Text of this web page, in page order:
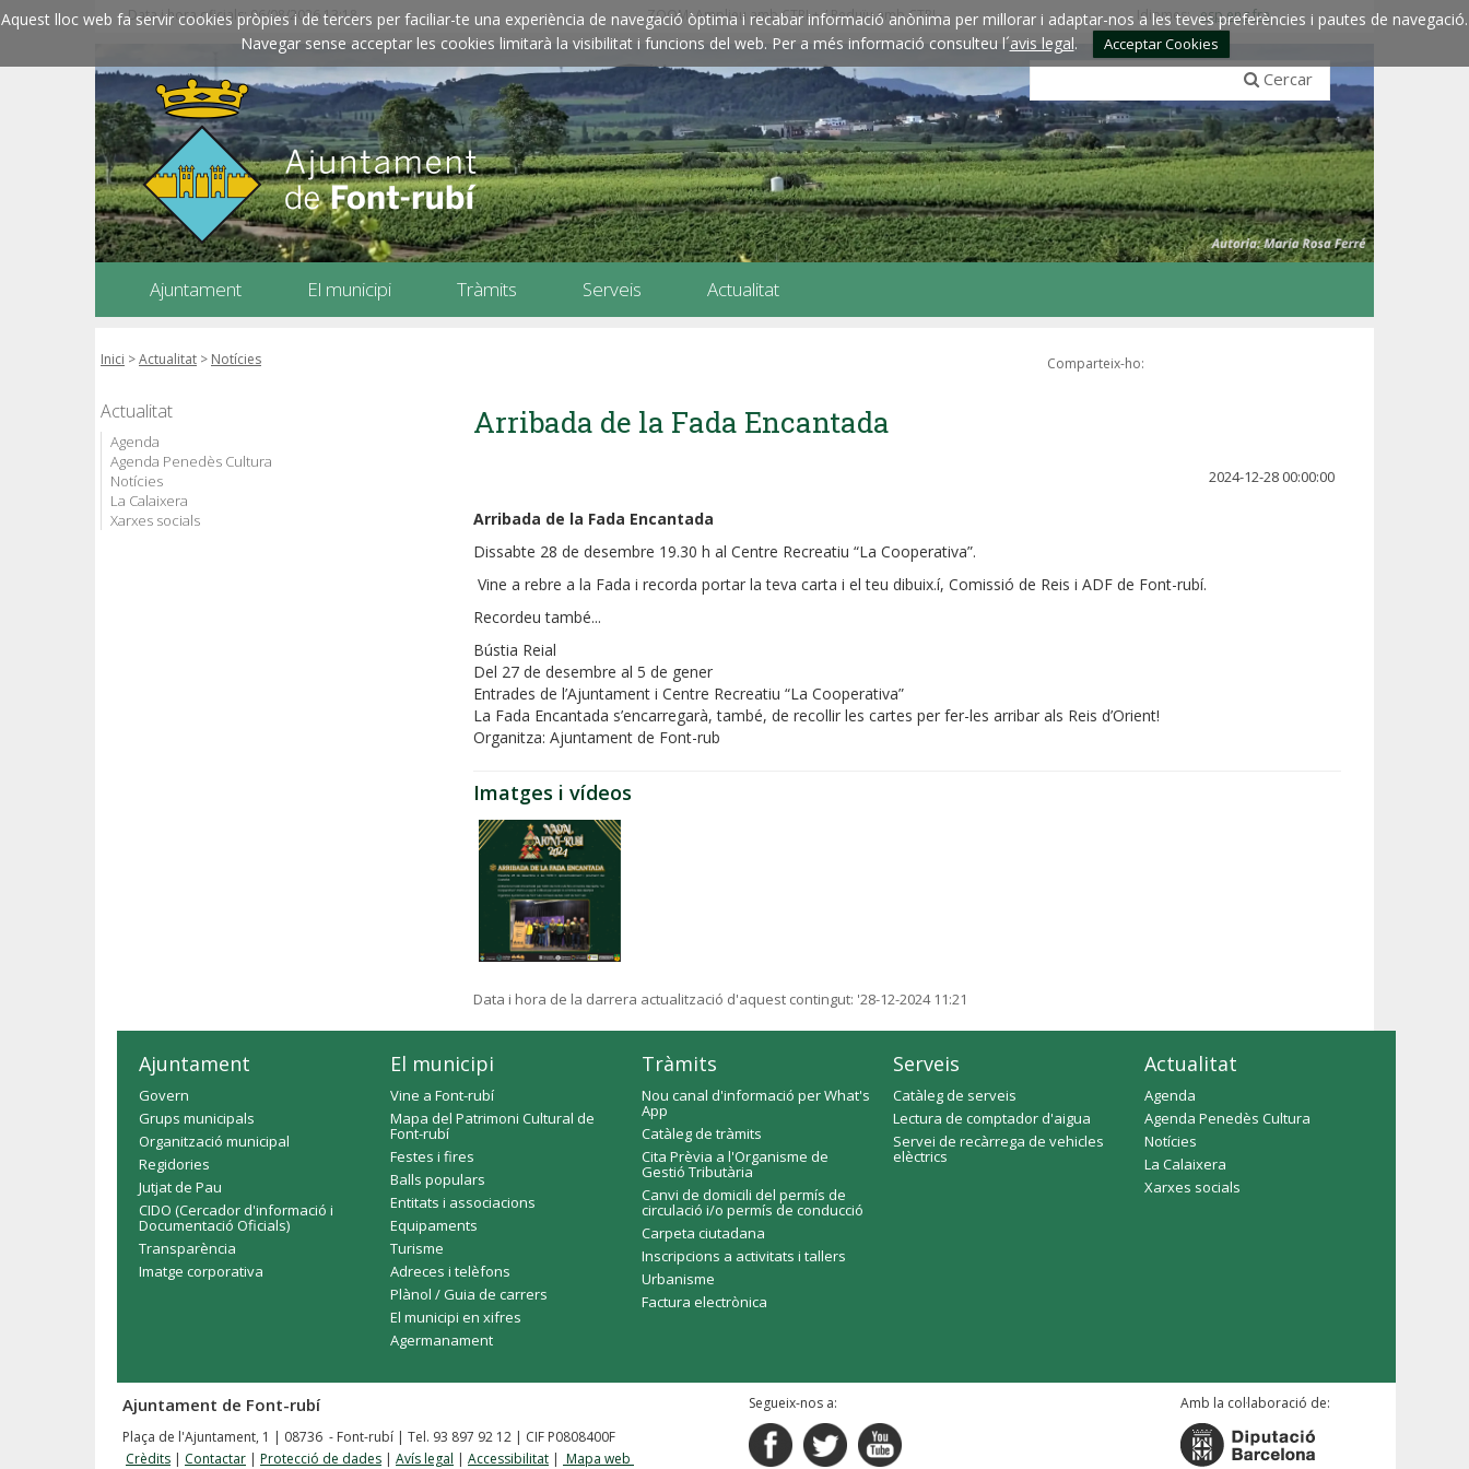
Aquest lloc web fa servir cookies pròpies i de tercers per faciliar-te una experiència de navegació òptima i recabar informació anònima per millorar i adaptar-nos a les teves preferències i pautes de navegació.
Navegar sense acceptar les cookies limitarà la visibilitat i funcions del web. Per a més informació consulteu l´avis legal. Acceptar Cookies
Data i hora oficials: 06/08/2026 13:18 ZOOM: Amplieu amb CTRL+ / Reduïu amb CTRL- Idiomes:esp engfra
Cercar
Ajuntament El municipi Tràmits Serveis Actualitat
Inici >Actualitat > Notícies Comparteix-ho:
Actualitat
Agenda
Agenda Penedès Cultura
Notícies
La Calaixera
Xarxes socials
Arribada de la Fada Encantada
2024-12-28 00:00:00
Arribada de la Fada Encantada
Dissabte 28 de desembre 19.30 h al Centre Recreatiu “La Cooperativa”.
Vine a rebre a la Fada i recorda portar la teva carta i el teu dibuix.í, Comissió de Reis i ADF de Font-rubí.
Recordeu també...
Bústia Reial
Del 27 de desembre al 5 de gener
Entrades de l’Ajuntament i Centre Recreatiu “La Cooperativa”
La Fada Encantada s’encarregarà, també, de recollir les cartes per fer-les arribar als Reis d’Orient!
Organitza: Ajuntament de Font-rub
Imatges i vídeos
Data i hora de la darrera actualització d'aquest contingut: '28-12-2024 11:21
Ajuntament
Govern
Grups municipals
Organització municipal
Regidories
Jutjat de Pau
CIDO (Cercador d'informació i
Documentació Oficials)
Transparència
Imatge corporativa
El municipi
Vine a Font-rubí
Mapa del Patrimoni Cultural de
Font-rubí
Festes i fires
Balls populars
Entitats i associacions
Equipaments
Turisme
Adreces i telèfons
Plànol / Guia de carrers
El municipi en xifres
Agermanament
Tràmits
Nou canal d'informació per What's
App
Catàleg de tràmits
Cita Prèvia a l'Organisme de
Gestió Tributària
Canvi de domicili del permís de
circulació i/o permís de conducció
Carpeta ciutadana
Inscripcions a activitats i tallers
Urbanisme
Factura electrònica
Serveis
Catàleg de serveis
Lectura de comptador d'aigua
Servei de recàrrega de vehicles
elèctrics
Actualitat
Agenda
Agenda Penedès Cultura
Notícies
La Calaixera
Xarxes socials
Ajuntament de Font-rubí
Plaça de l'Ajuntament, 1 | 08736 - Font-rubí | Tel. 93 897 92 12 | CIF P0808400F
Crèdits | Contactar | Protecció de dades | Avís legal | Accessibilitat | Mapa web
Segueix-nos a: Amb la col·laboració de: